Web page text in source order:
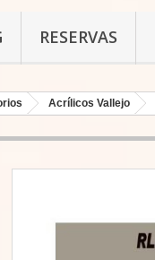
RESERVAS
Acrílicos Vallejo